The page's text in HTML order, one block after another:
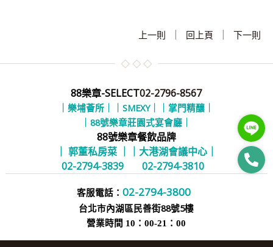
上一則 | 回上頁 | 下一則
88樂章-SELECT02-2796-8567
｜樂埔薈所｜ ｜SMEXY｜
｜掌門精釀｜
｜88號樂章莊園式宴會廳｜
88號樂章餐飲品牌
｜ 郭董私房菜 ｜
02-2794-3839
｜大港湖會議中心｜
02-2794-3810
客服電話：02-2794-3800
台北市內湖區民善街88號5樓
營業時間 10：00-21：00